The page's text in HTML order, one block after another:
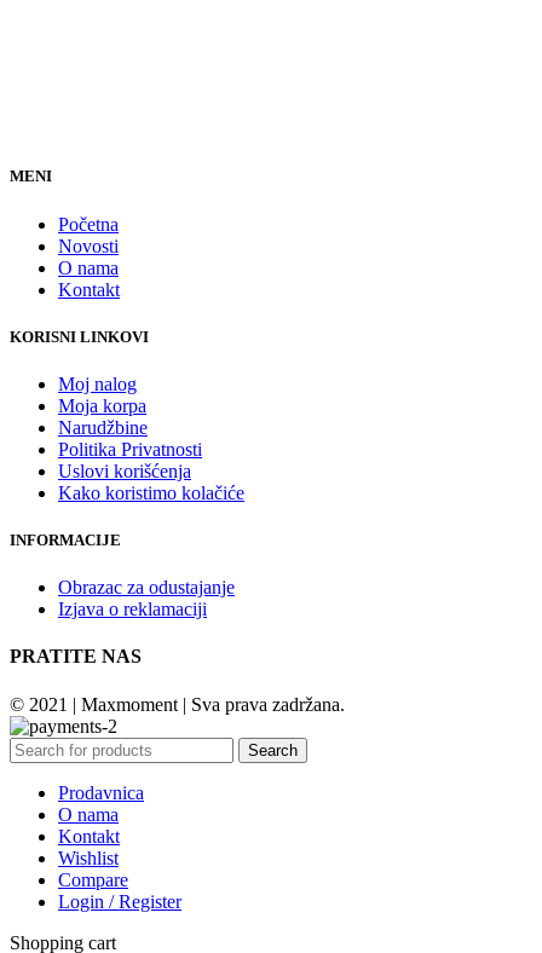
MENI
Početna
Novosti
O nama
Kontakt
KORISNI LINKOVI
Moj nalog
Moja korpa
Narudžbine
Politika Privatnosti
Uslovi korišćenja
Kako koristimo kolačiće
INFORMACIJE
Obrazac za odustajanje
Izjava o reklamaciji
PRATITE NAS
© 2021 | Maxmoment | Sva prava zadržana.
Search
Prodavnica
O nama
Kontakt
Wishlist
Compare
Login / Register
Shopping cart